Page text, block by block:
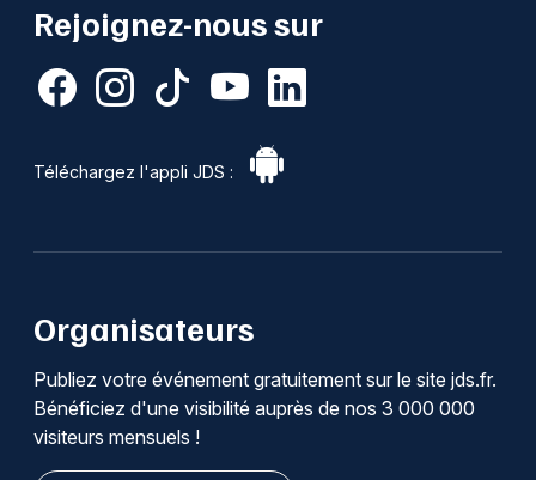
Rejoignez-nous sur
Téléchargez l'appli JDS :
Organisateurs
Publiez votre événement gratuitement sur le site jds.fr.
Bénéficiez d'une visibilité auprès de nos 3 000 000
visiteurs mensuels !